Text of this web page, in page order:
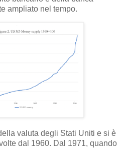
ampliato nel tempo.
valuta degli Stati Uniti e si è
dal 1960. Dal 1971, quando